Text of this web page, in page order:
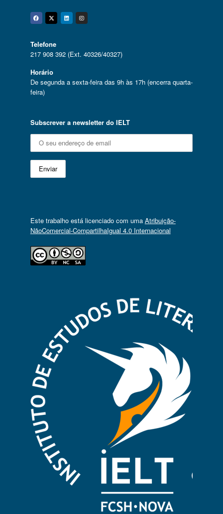
Facebook
Twitter
Linkedin
Instagram
Telefone
217 908 392 (Ext. 40326/40327)
Horário
De segunda a sexta-feira das 9h às 17h (encerra quarta-
feira)
Subscrever a newsletter do IELT
Este trabalho está licenciado com uma Atribuição-
NãoComercial-CompartilhaIgual 4.0 Internacional